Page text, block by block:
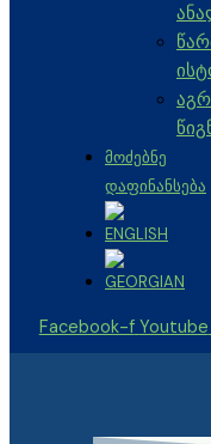
ᲛᲝᲫᲔᲑᲜᲔ
ᲓᲐᲤᲘᲜᲐᲜᲡᲔᲑᲐ
Facebook-f Youtube